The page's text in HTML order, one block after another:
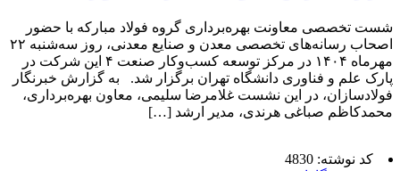
شست تخصصی معاونت بهره‌برداری گروه فولاد مبارکه با حضور
اصحاب رسانه‌های تخصصی معدن و صنایع معدنی، روز سه‌شنبه ۲۲
مهرماه ۱۴۰۴ در مرکز توسعه کسب‌وکار صنعت ۴ این شرکت در
پارک علم و فناوری دانشگاه تهران برگزار شد. به گزارش خبرنگار
فولادسازان، در این نشست غلامرضا سلیمی، معاون بهره‌برداری،
محمدکاظم صباغی هرندی، مدیر ارشد […]
کد نوشته: 4830